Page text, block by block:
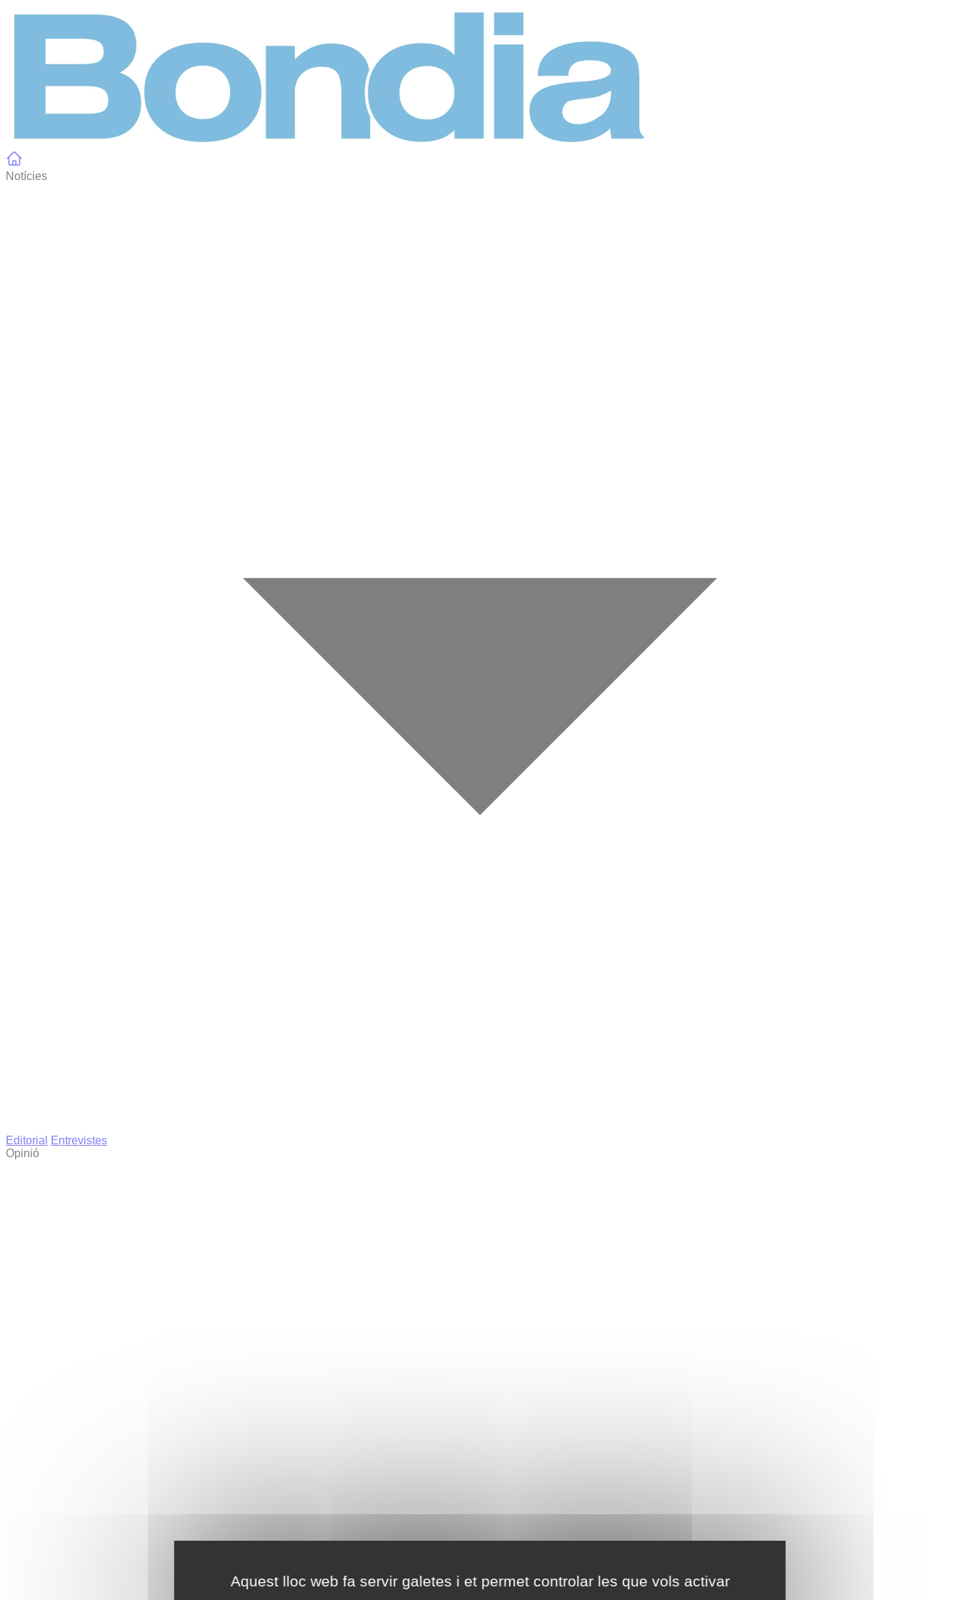
Aquest lloc web fa servir galetes i et permet controlar les que vols activar
Notícies
Editorial
Entrevistes
Opinió